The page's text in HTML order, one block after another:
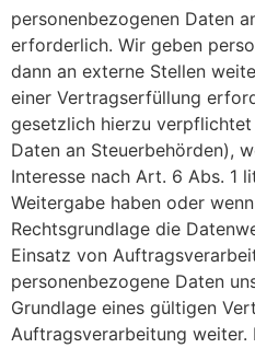
personenbezogenen Daten
erforderlich. Wir geben
dann an externe Stellen
einer Vertragserfüllung
gesetzlich hierzu
Daten an Steuerbehörden),
Interesse nach Art. 6 Abs. 1
Weitergabe haben oder
Rechtsgrundlage die
Einsatz von
personenbezogene Daten
Grundlage eines gültigen
Auftragsverarbeitung weiter.